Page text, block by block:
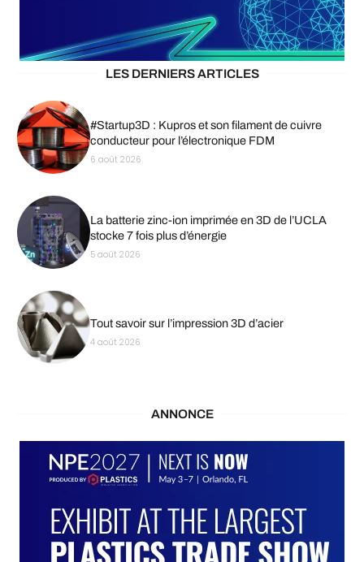
LES DERNIERS ARTICLES
#Startup3D : Kupros et son filament de cuivre
conducteur pour l’électronique FDM
6 août 2026
La batterie zinc-ion imprimée en 3D de l’UCLA
stocke 7 fois plus d’énergie
5 août 2026
Tout savoir sur l’impression 3D d’acier
4 août 2026
ANNONCE